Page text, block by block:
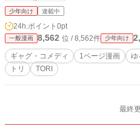
少年向け 連載中
24h.ポイント 0pt
一般漫画 8,562 位 / 8,562件 少年向け
ギャグ・コメディ 1ページ漫画 ゆ
トリ
TORI
最終